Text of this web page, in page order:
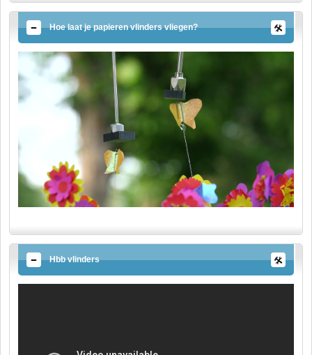
Hoe laat je papieren vlinders vliegen?
Hbb vlinders